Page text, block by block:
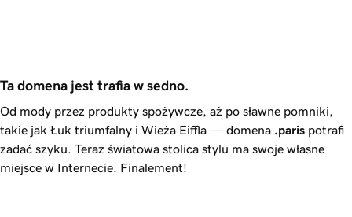
Ta domena jest trafia w sedno.
Od mody przez produkty spożywcze, aż po sławne pomniki,
takie jak Łuk triumfalny i Wieża Eiffla — domena .paris potrafi
zadać szyku. Teraz światowa stolica stylu ma swoje własne
miejsce w Internecie. Finalement!